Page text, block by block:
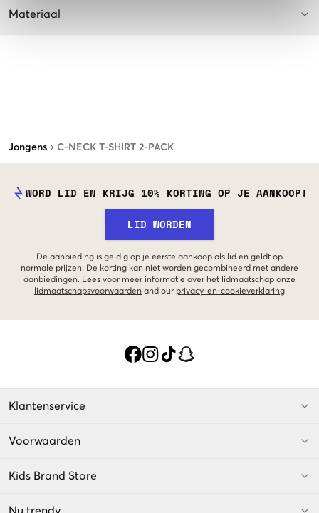
Jongens C-NECK T-SHIRT 2-PACK
Materiaal
WORD LID EN KRIJG 10% KORTING OP JE AANKOOP!
LID WORDEN
De aanbieding is geldig op je eerste aankoop als lid en geldt op
normale prijzen. De korting kan niet worden gecombineerd met andere
aanbiedingen. Lees voor meer informatie over het lidmaatschap onze
lidmaatschapsvoorwaarden and our privacy-en-cookieverklaring
Klantenservice
Voorwaarden
Kids Brand Store